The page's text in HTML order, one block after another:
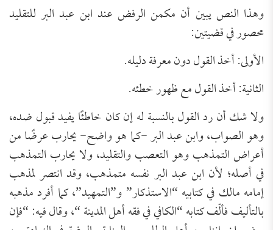
وهذا النص يبين أن مكمن الرفض عند ابن عبد البر للتقليد
محصور في قضيتين:
الأولى: أخذ القول دون معرفة دليله.
الثانية: أخذ القول مع ظهور خطئه.
ولا شك أن رد القول بالنسبة له إن كان خاطئًا يفيد قبول ضده،
وهو الصواب، وابن عبد البر -كما هو واضح- يحارب عرضًا من
أعراض التمذهب وهو التعصب والتقليد، ولا يحارب التمذهب
في أصله؛ لأن ابن عبد البر نفسه متمذهب، وقد انتصر لمذهب
إمامه مالك في كتابيه “الاستذكار” و”التمهيد”، كما أفرد مذهبه
بالتأليف فألّف كتابه “الكافي في فقه أهل المدينة “، وقال فيه: “فإن